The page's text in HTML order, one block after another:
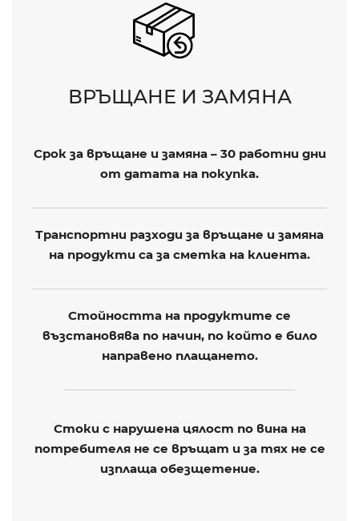
ВРЪЩАНЕ И ЗАМЯНА
Срок за връщане и замяна – 30 работни дни
от датата на покупка.
Транспортни разходи за връщане и замяна
на продукти са за сметка на клиента.
Стойността на продуктите се
възстановява по начин, по който е било
направено плащането.
Стоки с нарушена цялост по вина на
потребителя не се връщат и за тях не се
изплаща обезщетение.